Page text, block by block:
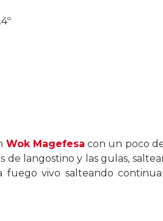
Wok Magefesa con un poco
de langostino y las gulas,
fuego vivo salteando